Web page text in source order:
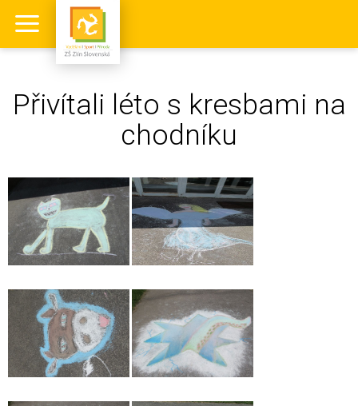
Přivítali léto s kresbami na
chodníku